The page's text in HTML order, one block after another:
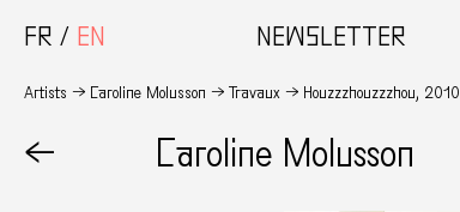
FR
EN NEWSLETTER
Artists Caroline Molusson Travaux Houzzzhouzzzhou, 2010
← Caroline Molusson